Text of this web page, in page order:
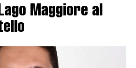
Maggiore al